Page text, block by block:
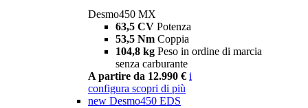
Desmo450 MX
63,5 CV Potenza
53,5 Nm Coppia
104,8 kg Peso in ordine di marcia
senza carburante
A partire da 12.990 € i
configura scopri di più
new Desmo450 EDS